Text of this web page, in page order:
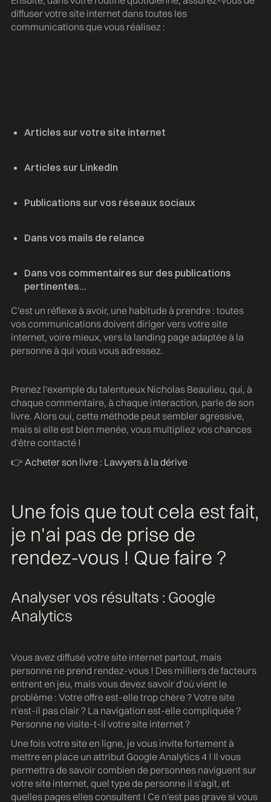
diffuser votre site internet dans toutes les
communications que vous réalisez :
Articles sur votre site internet
Articles sur LinkedIn
Publications sur vos réseaux sociaux
Dans vos mails de relance
Dans vos commentaires sur des publications
pertinentes...
C'est un réflexe à avoir, une habitude à prendre : toutes
vos communications doivent diriger vers votre site
internet, voire mieux, vers la landing page adaptée à la
personne à qui vous vous adressez.
Prenez l'exemple du talentueux Nicholas Beaulieu, qui, à
chaque commentaire, à chaque interaction, parle de son
livre. Alors oui, cette méthode peut sembler agressive,
mais si elle est bien menée, vous multipliez vos chances
d'être contacté !
👉 Acheter son livre : Lawyers à la dérive
Une fois que tout cela est fait,
je n'ai pas de prise de
rendez-vous ! Que faire ?
Analyser vos résultats : Google
Analytics
Vous avez diffusé votre site internet partout, mais
personne ne prend rendez-vous ! Des milliers de facteurs
entrent en jeu, mais vous devez savoir d'où vient le
problème : Votre offre est-elle trop chère ? Votre site
n'est-il pas clair ? La navigation est-elle compliquée ?
Personne ne visite-t-il votre site internet ?
Une fois votre site en ligne, je vous invite fortement à
mettre en place un attribut Google Analytics 4 ! Il vous
permettra de savoir combien de personnes naviguent sur
votre site internet, quel type de personne il s'agit, et
quelles pages elles consultent ! Ce n'est pas grave si vous